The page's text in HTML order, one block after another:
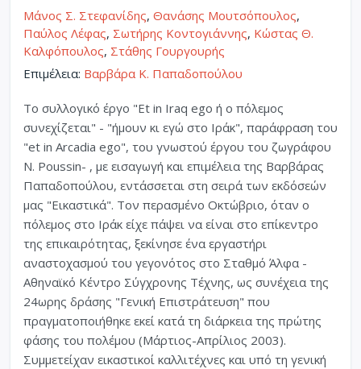
Μάνος Σ. Στεφανίδης, Θανάσης Μουτσόπουλος,
Παύλος Λέφας, Σωτήρης Κοντογιάννης, Κώστας Θ.
Καλφόπουλος, Στάθης Γουργουρής
Επιμέλεια: Βαρβάρα Κ. Παπαδοπούλου
Το συλλογικό έργο "Et in Iraq ego ή ο πόλεμος
συνεχίζεται" - "ήμουν κι εγώ στο Ιράκ", παράφραση του
"et in Arcadia ego", του γνωστού έργου του ζωγράφου
N. Poussin- , με εισαγωγή και επιμέλεια της Bαρβάρας
Παπαδοπούλου, εντάσσεται στη σειρά των εκδόσεών
μας "Eικαστικά". Τον περασμένο Oκτώβριο, όταν ο
πόλεμος στο Iράκ είχε πάψει να είναι στο επίκεντρο
της επικαιρότητας, ξεκίνησε ένα εργαστήρι
αναστοχασμού του γεγονότος στο Σταθμό Άλφα -
Aθηναϊκό Kέντρο Σύγχρονης Tέχνης, ως συνέχεια της
24ωρης δράσης "Γενική Επιστράτευση" που
πραγματοποιήθηκε εκεί κατά τη διάρκεια της πρώτης
φάσης του πολέμου (Mάρτιος-Aπρίλιος 2003).
Συμμετείχαν εικαστικοί καλλιτέχνες και υπό τη γενική